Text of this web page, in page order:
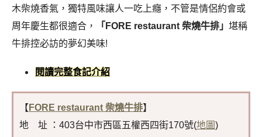
木柴燒香氣，獨特風味讓人一吃上癮，不管是情侶約會或
周年慶生都很適合，
「FORE restaurant 柴燒牛排」 堪稱
牛排控必訪的夢幻美味!
閱讀完整食記介紹
【 FORE restaurant 柴燒牛排】
地 址 ：403台中市西區五權西四街170號(地圖)